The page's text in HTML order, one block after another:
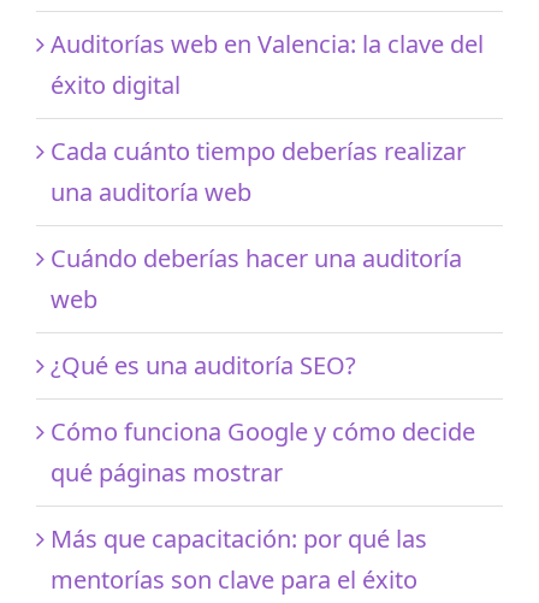
Auditorías web en Valencia: la clave del
éxito digital
Cada cuánto tiempo deberías realizar
una auditoría web
Cuándo deberías hacer una auditoría
web
¿Qué es una auditoría SEO?
Cómo funciona Google y cómo decide
qué páginas mostrar
Más que capacitación: por qué las
mentorías son clave para el éxito